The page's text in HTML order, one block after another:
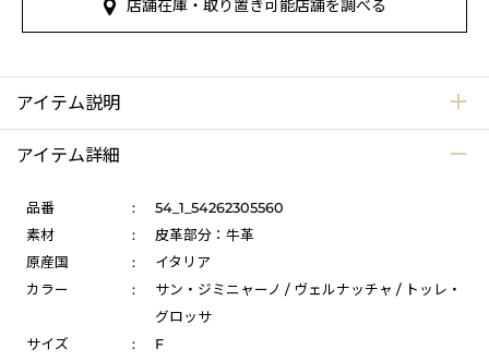
店舗在庫・取り置き可能店舗を調べる
アイテム説明
アイテム詳細
品番 :
54_1_54262305560
素材
:
皮革部分：牛革
原産国
:
イタリア
カラー
:
サン・ジミニャーノ / ヴェルナッチャ / トッレ・
グロッサ
サイズ
:
F